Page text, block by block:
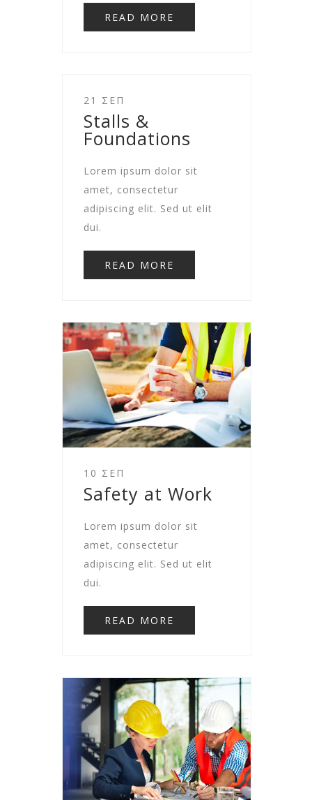
READ MORE
21 ΣΕΠ
Stalls &
Foundations
Lorem ipsum dolor sit
amet, consectetur
adipiscing elit. Sed ut elit
dui.
READ MORE
10 ΣΕΠ
Safety at Work
Lorem ipsum dolor sit
amet, consectetur
adipiscing elit. Sed ut elit
dui.
READ MORE